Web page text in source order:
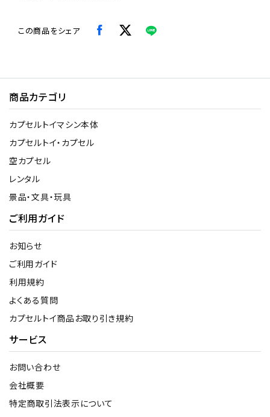
この商品をシェア
商品カテゴリ
カプセルトイマシン本体
カプセルトイ・カプセル
空カプセル
レンタル
景品・文具・玩具
ご利用ガイド
お知らせ
ご利用ガイド
利用規約
よくある質問
カプセルトイ商品お取り引き規約
サービス
お問い合わせ
会社概要
特定商取引法表示について